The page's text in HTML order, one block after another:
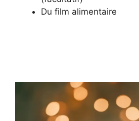
Du film alimentaire